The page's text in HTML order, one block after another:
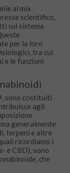
al mix
scientifico,
sul sistema
per la loro
tra cui
e le funzioni
sono costituiti
agli
generalmente
terpeni e altre
ricordiamo i
e CBD), sono
che